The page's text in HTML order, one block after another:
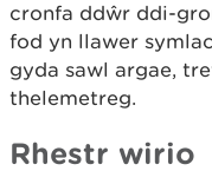
cronfa ddŵr ddi-
fod yn llawer
gyda sawl argae,
thelemetreg.
Rhestr wirio